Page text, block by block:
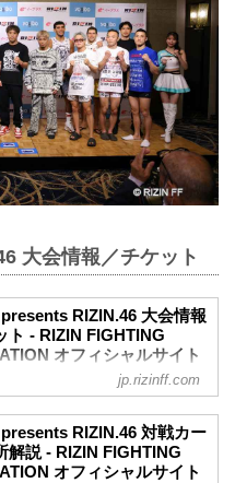
大会情報／チケット
RIZIN.46 大会情報
ト - RIZIN FIGHTING
オフィシャルサイト
】大会名変更のお知らせ
jp.rizinff.com
RIZIN.46 対戦カー
解説 - RIZIN FIGHTING
オフィシャルサイト